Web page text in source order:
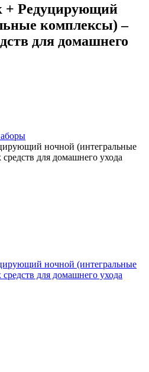
+ Редуцирующий
комплексы) –
для домашнего
ночной (интегральные
для домашнего ухода